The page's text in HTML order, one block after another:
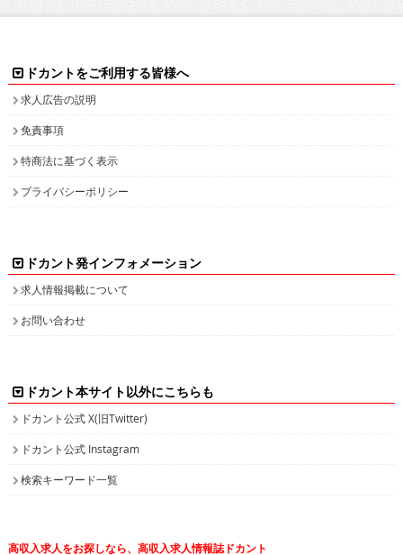
求人広告の説明
特商法に基づく表示
プライバシーポリシー
求人情報掲載について
ドカント公式 X(旧Twitter)
検索キーワード一覧
高収入求人をお探しなら、高収入求人情報誌ドカント
男の稼げる求人・高収入求人アルバイト情報マガジン
最新の高収入求人情報をゲットしてドカント稼ごう。
高収入バイトの求人情報ならお任せください！